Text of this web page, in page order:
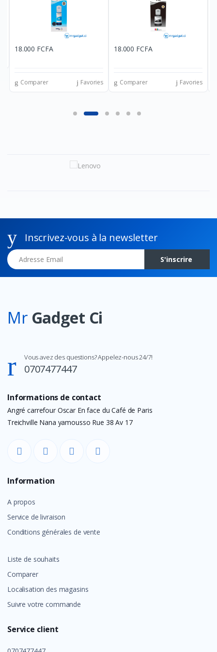
18.000 FCFA
Comparer Favories
18.000 FCFA
Comparer Favories
Inscrivez-vous à la newsletter
Adresse Email
S'inscrire
Mr Gadget Ci
Vous avez des questions? Appelez-nous 24/7!
0707477447
Informations de contact
Angré carrefour Oscar En face du Café de Paris
Treichville Nana yamousso Rue 38 Av 17
Information
A propos
Service de livraison
Conditions générales de vente
Liste de souhaits
Comparer
Localisation des magasins
Suivre votre commande
Service client